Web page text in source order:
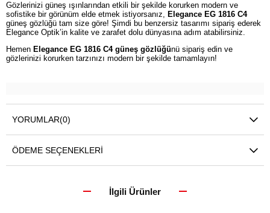
Gözlerinizi güneş ışınlarından etkili bir şekilde korurken modern ve
sofistike bir görünüm elde etmek istiyorsanız, Elegance EG 1816 C4
güneş gözlüğü tam size göre! Şimdi bu benzersiz tasarımı sipariş ederek
Elegance Optik’in kalite ve zarafet dolu dünyasına adım atabilirsiniz.
Hemen Elegance EG 1816 C4 güneş gözlüğünü sipariş edin ve
gözlerinizi korurken tarzınızı modern bir şekilde tamamlayın!
YORUMLAR(0)
ÖDEME SEÇENEKLERI
İlgili Ürünler